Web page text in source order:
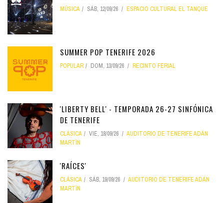
MÚSICA SÁB, 12/09/26 ESPACIO CULTURAL EL TANQUE
SUMMER POP TENERIFE 2026
POPULAR DOM, 13/09/26 RECINTO FERIAL
'LIBERTY BELL' - TEMPORADA 26-27 SINFÓNICA
DE TENERIFE
CLÁSICA VIE, 18/09/26
AUDITORIO DE TENERIFE ADÁN
MARTÍN
'RAÍCES'
CLÁSICA SÁB, 19/09/26
AUDITORIO DE TENERIFE ADÁN
MARTÍN